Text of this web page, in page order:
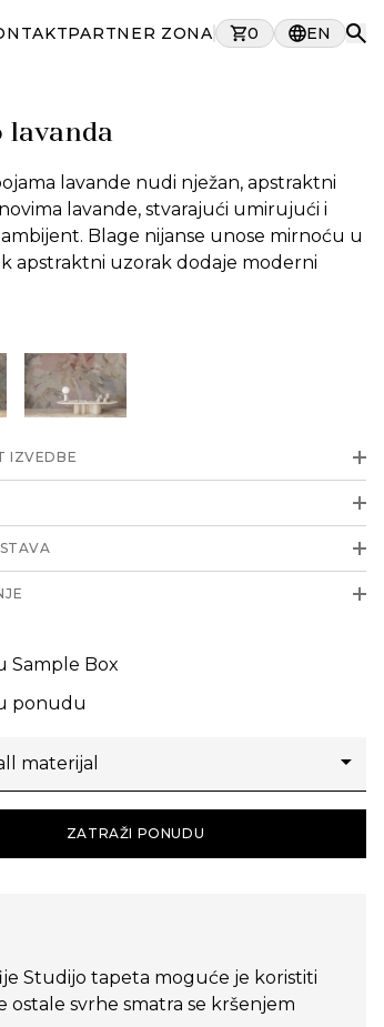
PARTNER ZONA 0 EN
lavanda
lavande nudi nježan, apstraktni
lavande, stvarajući umirujući i
Blage nijanse unose mirnoću u
apstraktni uzorak dodaje moderni
IZVEDBE
Sample Box
ponudu
ZATRAŽI PONUDU
Studijo tapeta moguće je koristiti
ostale svrhe smatra se kršenjem